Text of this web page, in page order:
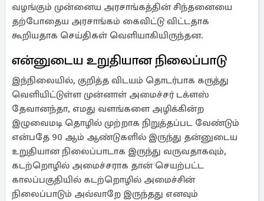
வழங்கும் முன்னைய அரசாங்கத்தின் சிந்தனையை
தற்போதைய அரசாங்கம் கைவிட்டு விட்டதாக
கூறியதாக செய்திகள் வெளியாகியிருந்தன.
என்னுடைய உறுதியான நிலைப்பாடு
இந்நிலையில், குறித்த விடயம் தொடர்பாக கருத்து
வெளியிட்டுள்ள முன்னாள் அமைச்சர் டக்ளஸ்
தேவானந்தா, எமது வளங்களை அழிக்கின்ற
இழுவைமடி தொழில் முற்றாக நிறுத்தப்பட வேண்டும்
என்பதே 90 ஆம் ஆண்டுகளில் இருந்து தன்னுடைய
உறுதியான நிலைப்பாடாக இருந்து வருவதாகவும்,
கடற்றொழில் அமைச்சராக தான் செயற்பட்ட
காலப்பகுதியில் கடற்றொழில் அமைச்சின்
நிலைப்பாடும் அவ்வாறே இருந்தது எனவும்